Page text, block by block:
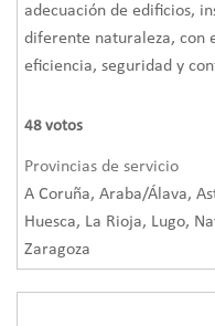
Junto a las calderas, se
con una capacidad
necesidades de la
recargar el depósito de
mediante camión
distancia aproximada de
adecuación de edificios,
diferente naturaleza, con
eficiencia, seguridad y
48 votos
Provincias de servicio
A Coruña, Araba/Álava,
Huesca, La Rioja, Lugo,
Zaragoza